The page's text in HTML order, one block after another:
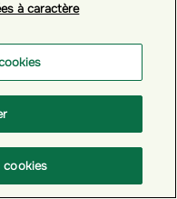
à caractère
cookies